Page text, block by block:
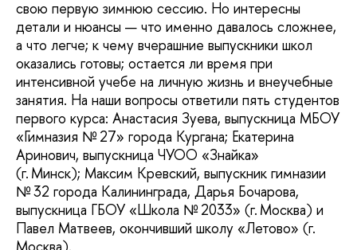
свою первую зимнюю сессию. Но интересны
детали и нюансы — что именно давалось сложнее,
а что легче; к чему вчерашние выпускники школ
оказались готовы; остается ли время при
интенсивной учебе на личную жизнь и внеучебные
занятия. На наши вопросы ответили пять студентов
первого курса: Анастасия Зуева, выпускница МБОУ
«Гимназия № 27» города Кургана; Екатерина
Аринович, выпускница ЧУОО «Знайка»
(г. Минск); Максим Кревский, выпускник гимназии
№ 32 города Калининграда, Дарья Бочарова,
выпускница ГБОУ «Школа № 2033» (г. Москва) и
Павел Матвеев, окончивший школу «Летово» (г.